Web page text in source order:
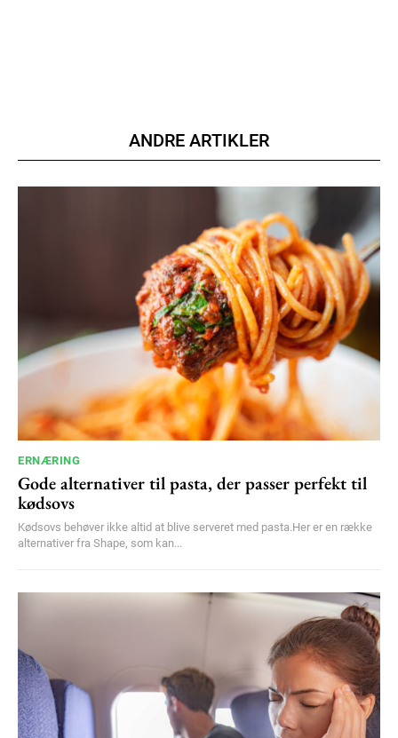
ANDRE ARTIKLER
ERNÆRING
Gode alternativer til pasta, der passer perfekt til
kødsovs
Kødsovs behøver ikke altid at blive serveret med pasta.Her er en række
alternativer fra Shape, som kan...